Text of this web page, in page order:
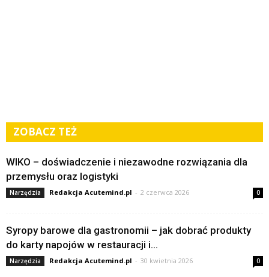
ZOBACZ TEŻ
WIKO – doświadczenie i niezawodne rozwiązania dla
przemysłu oraz logistyki
Narzędzia Redakcja Acutemind.pl - 2 czerwca 2026 0
Syropy barowe dla gastronomii – jak dobrać produkty
do karty napojów w restauracji i...
Narzędzia Redakcja Acutemind.pl - 30 kwietnia 2026 0